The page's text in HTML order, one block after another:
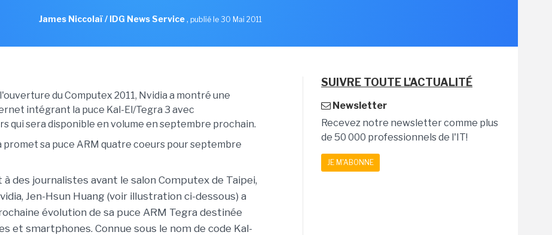
James Niccolaï / IDG News Service, publié le 30 Mai 2011
du Computex 2011, Nvidia a montré une
intégrant la puce Kal-El/Tegra 3 avec
qui sera disponible en volume en septembre prochain.
à des journalistes avant le salon Computex de Taipei,
Jen-Hsun Huang (voir illustration ci-dessous) a
évolution de sa puce ARM Tegra destinée
et smartphones. Connue sous le nom de code Kal-
SUIVRE TOUTE L'ACTUALITÉ
Newsletter
Recevez notre newsletter comme plus
de 50 000 professionnels de l'IT!
JE M'ABONNE